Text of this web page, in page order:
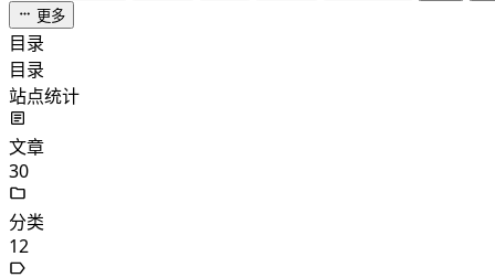
更多
目录
目录
站点统计
文章
30
分类
12